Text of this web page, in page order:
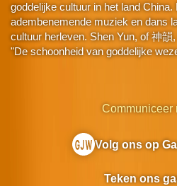
goddelijke cultuur in het land
adembenemende muziek en dans
cultuur herleven. Shen Yun, of 神
"De schoonheid van goddelijke
Communiceer
Volg ons op
Teken ons